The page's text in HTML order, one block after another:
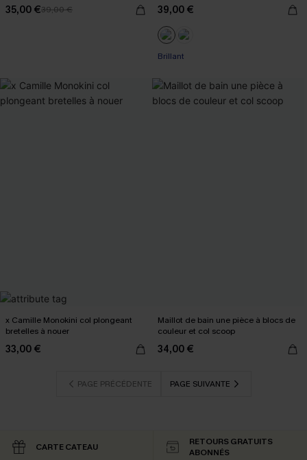
35,00 €39,00 € 39,00 €
Brillant
x Camille Monokini col plongeant
bretelles à nouer
33,00 €
Maillot de bain une pièce à blocs de
couleur et col scoop
34,00 €
PAGE PRÉCÉDENTE PAGE SUIVANTE
CARTE CATEAU
RETOURS GRATUITS
ABONNÉS